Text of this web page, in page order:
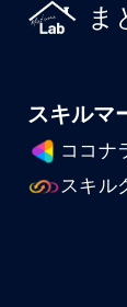
ま
スキルマ
ココナ
スキル